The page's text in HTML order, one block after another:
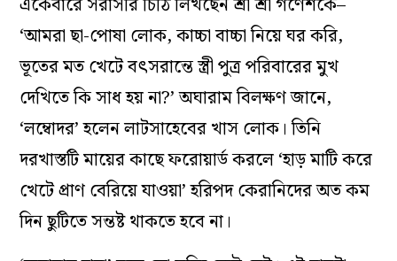
একেবারে সরাসরি চিঠি লিখছেন শ্রী শ্রী গণেশকে–
‘আমরা ছা-পোষা লোক, কাচ্চা বাচ্চা নিয়ে ঘর করি,
ভূতের মত খেটে বৎসরান্তে স্ত্রী পুত্র পরিবারের মুখ
দেখিতে কি সাধ হয় না?’ অঘারাম বিলক্ষণ জানে,
‘লম্বোদর’ হলেন লাটসাহেবের খাস লোক। তিনি
দরখাস্তটি মায়ের কাছে ফরোয়ার্ড করলে ‘হাড় মাটি করে
খেটে প্রাণ বেরিয়ে যাওয়া’ হরিপদ কেরানিদের অত কম
দিন ছুটিতে সন্তষ্ট থাকতে হবে না।